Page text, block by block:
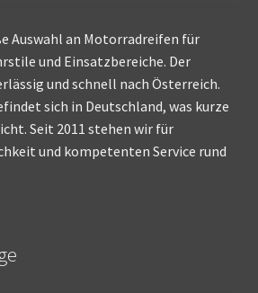
Auswahl an Motorradreifen für
und Einsatzbereiche. Der
und schnell nach Österreich.
sich in Deutschland, was kurze
Seit 2011 stehen wir für
und kompetenten Service rund